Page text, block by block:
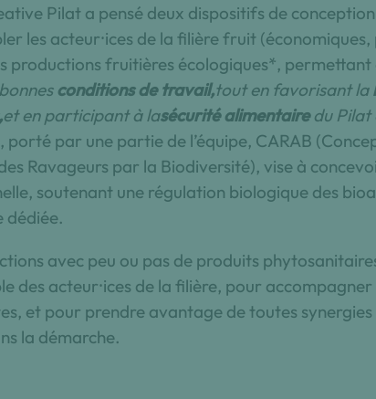
Pilat a pensé deux dispositifs de
les acteur⸱ices de la filière fruit (économiques,
productions fruitières écologiques*, permettant
conditions de travail,tout en favorisant la
et en participant à lasécurité alimentairedu Pilat
par une partie de l’équipe, CARAB
Ravageurs par la Biodiversité), vise à
soutenant une régulation biologique des
dédiée.
avec peu ou pas de produits
des acteur⸱ices de la filière, pour accompagner
et pour prendre avantage de toutes synergies
la démarche.